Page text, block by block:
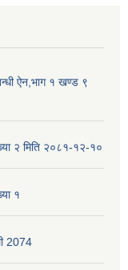
ऐन,भाग १ खण्ड ९
२ मिति २०८१-१२-१०
१
2074